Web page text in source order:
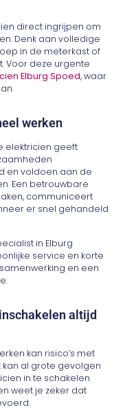
direct ingrijpen om
Denk aan volledige
in de meterkast of
Voor deze urgente
Elburg Spoed, waar
werken
elektricien geeft
en voldoen aan de
Een betrouwbare
communiceert
er snel gehandeld
in Elburg
service en korte
en een
altijd
kan risico’s met
kan al grote gevolgen
in te schakelen
weet je zeker dat